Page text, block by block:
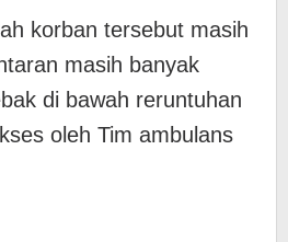
korban tersebut masih
masih banyak
di bawah reruntuhan
oleh Tim ambulans